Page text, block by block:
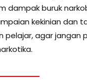
dampak buruk
kekinian dan
pelajar, agar jangan